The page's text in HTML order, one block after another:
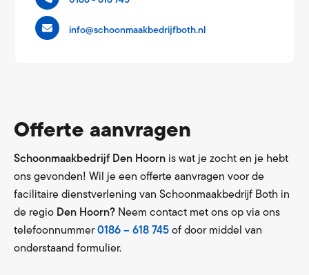
info@schoonmaakbedrijfboth.nl
Offerte aanvragen
Schoonmaakbedrijf Den Hoorn is wat je zocht en je hebt
ons gevonden! Wil je een offerte aanvragen voor de
facilitaire dienstverlening van Schoonmaakbedrijf Both in
de regio Den Hoorn? Neem contact met ons op via ons
telefoonnummer0186 – 618 745 of door middel van
onderstaand formulier.